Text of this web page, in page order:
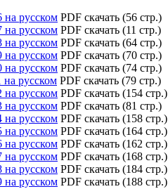
русском PDF скачать (56 стр.)
русском PDF скачать (11 стр.)
русском PDF скачать (64 стр.)
русском PDF скачать (70 стр.)
русском PDF скачать (74 стр.)
русском PDF скачать (79 стр.)
русском PDF скачать (154 стр.)
русском PDF скачать (81 стр.)
русском PDF скачать (158 стр.)
русском PDF скачать (164 стр.)
русском PDF скачать (162 стр.)
русском PDF скачать (168 стр.)
русском PDF скачать (184 стр.)
русском PDF скачать (188 стр.)